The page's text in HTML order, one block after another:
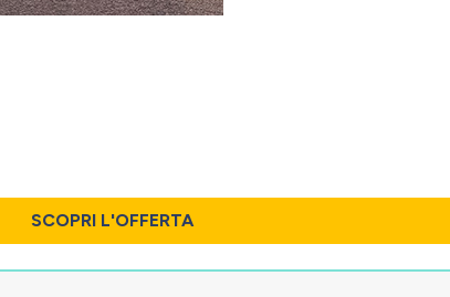
SCOPRI L'OFFERTA